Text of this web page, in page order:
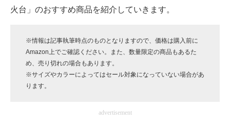
企業向けIT製品の総合サイト
製造業のIT導入・活用を支援
モノづくり技術者専門サイト
火台」のおすすめ商品を紹介していきます。
※情報は記事執筆時点のものとなりますので、価格は購入前に
Amazon上でご確認ください。また、数量限定の商品もあるた
め、売り切れの場合もあります。
※サイズやカラーによってはセール対象になっていない場合があ
ります。
advertisement